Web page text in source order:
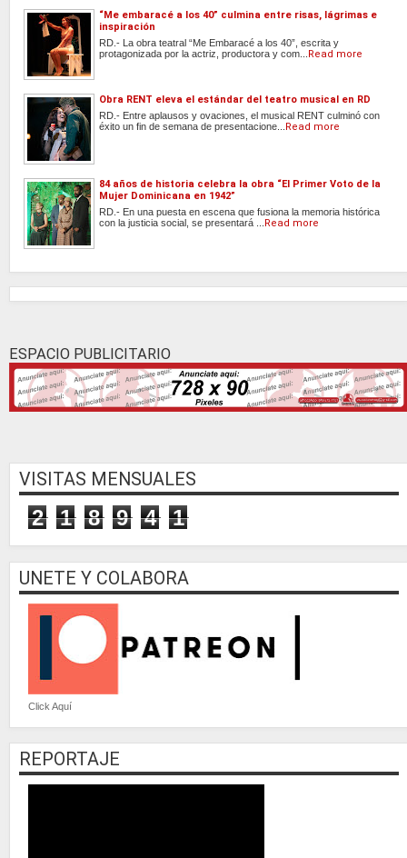
“Me embaracé a los 40” culmina entre risas, lágrimas e
inspiración
RD.- La obra teatral “Me Embaracé a los 40”, escrita y
protagonizada por la actriz, productora y com... Read more
Obra RENT eleva el estándar del teatro musical en RD
RD.- Entre aplausos y ovaciones, el musical RENT culminó con
éxito un fin de semana de presentacione... Read more
84 años de historia celebra la obra “El Primer Voto de la
Mujer Dominicana en 1942”
RD.- En una puesta en escena que fusiona la memoria histórica
con la justicia social, se presentará ... Read more
ESPACIO PUBLICITARIO
VISITAS MENSUALES
2 1 8 9 4 1
UNETE Y COLABORA
Click Aquí
REPORTAJE